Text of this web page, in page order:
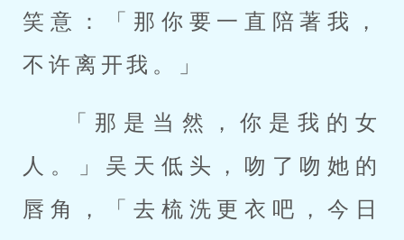
笑意：「那你要一直陪著我，
不许离开我。」
「那是当然，你是我的女
人。」吴天低头，吻了吻她的
唇角，「去梳洗更衣吧，今日